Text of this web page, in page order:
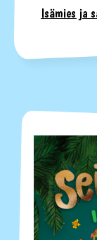
Isämies ja